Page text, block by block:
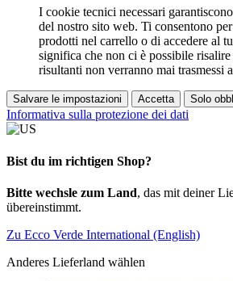
I cookie tecnici necessari
del nostro sito web. Ti consentono
prodotti nel carrello o di accedere al
significa che non ci è possibile risalire
risultanti non verranno mai trasmessi
Salvare le impostazioni Accetta Solo
Informativa sulla protezione dei dati
Bist du im richtigen Shop?
Bitte wechsle zum Land, das mit deiner
übereinstimmt.
Zu Ecco Verde International (English)
Anderes Lieferland wählen